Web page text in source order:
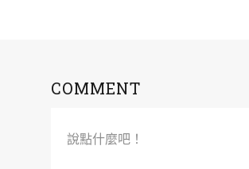
COMMENT
說點什麼吧！